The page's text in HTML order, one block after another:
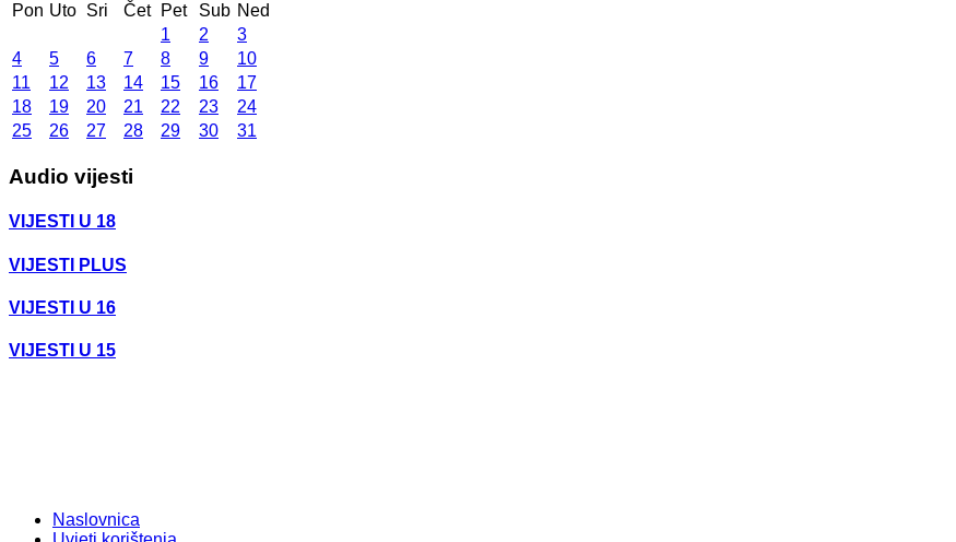
Pon Uto Sri Čet Pet Sub Ned
1
2
3
4
5 6 7 8 9
10
11
12 13 14 15 16
17
18
19 20 21 22 23
24
25
26 27 28 29 30 31
Audio vijesti
VIJESTI U 18
VIJESTI PLUS
VIJESTI U 16
VIJESTI U 15
Naslovnica